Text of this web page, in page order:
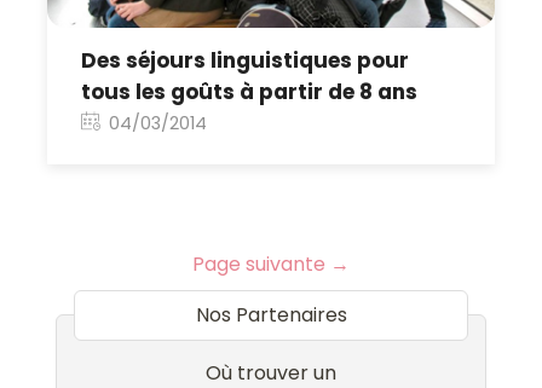
Des séjours linguistiques pour
tous les goûts à partir de 8 ans
04/03/2014
Page suivante →
Nos Partenaires
Où trouver un